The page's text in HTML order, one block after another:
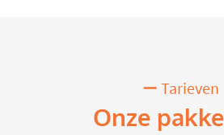
Tarieven
Onze